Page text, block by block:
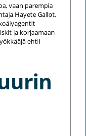
vaan parempia
Hayete Gallot.
ja korjaamaan
ehtii